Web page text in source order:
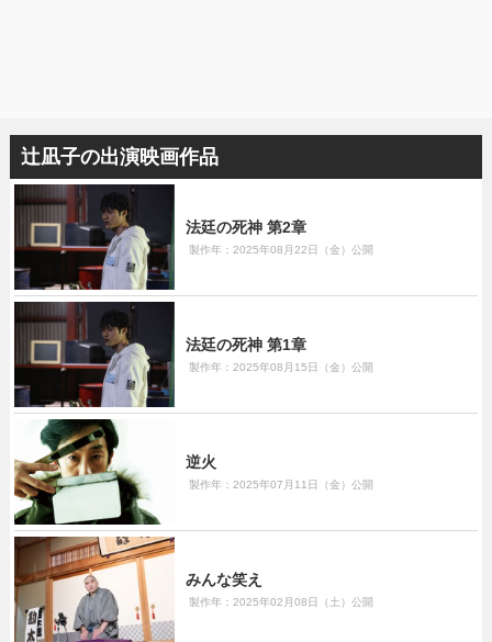
辻凪子の出演映画作品
法廷の死神 第2章
製作年：2025年08月22日（金）公開
法廷の死神 第1章
製作年：2025年08月15日（金）公開
逆火
製作年：2025年07月11日（金）公開
みんな笑え
製作年：2025年02月08日（土）公開